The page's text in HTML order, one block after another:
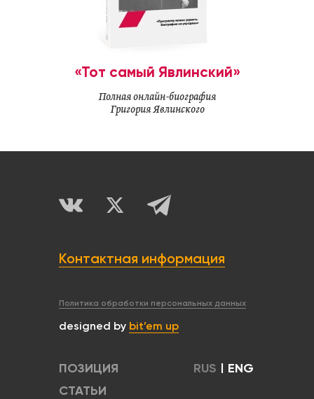
«Тот самый Явлинский»
Полная онлайн-биография
Григория Явлинского
Контактная информация
Политика обработки персональных данных
designed by bit’em up
ПОЗИЦИЯ
СТАТЬИ
RUS | ENG